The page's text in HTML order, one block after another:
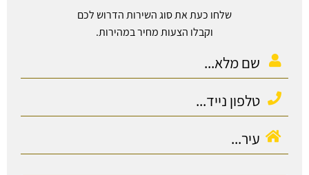
שלחו כעת את סוג השירות הדרוש לכם
וקבלו הצעות מחיר במהירות.